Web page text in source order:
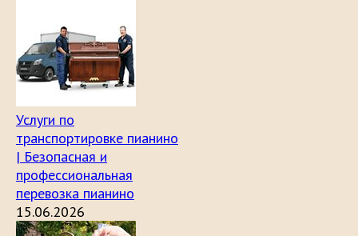
Услуги по
транспортировке пианино
| Безопасная и
профессиональная
перевозка пианино
15.06.2026